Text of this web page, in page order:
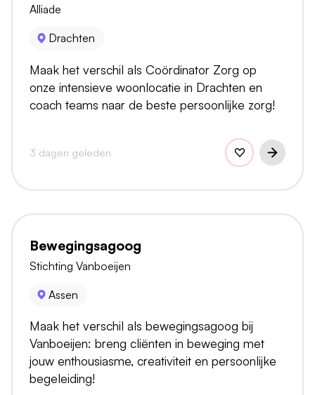
Alliade
Drachten
Maak het verschil als Coördinator Zorg op
onze intensieve woonlocatie in Drachten en
coach teams naar de beste persoonlijke zorg!
3 dagen geleden
Bewegingsagoog
Stichting Vanboeijen
Assen
Maak het verschil als bewegingsagoog bij
Vanboeijen: breng cliënten in beweging met
jouw enthousiasme, creativiteit en persoonlijke
begeleiding!